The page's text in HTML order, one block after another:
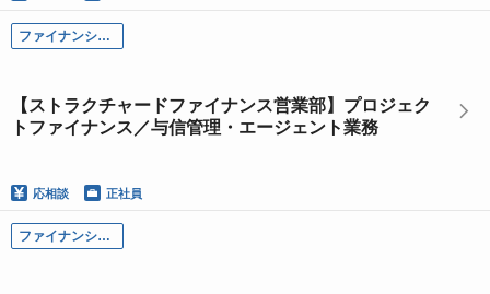
ファイナンシャル・ソリューション本部
【ストラクチャードファイナンス営業部】プロジェク
トファイナンス／与信管理・エージェント業務
応相談 正社員
ファイナンシャル・ソリューション本部